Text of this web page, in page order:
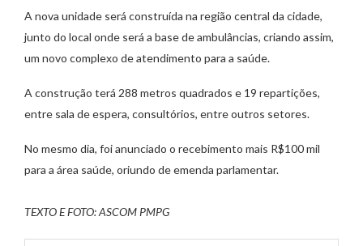
A nova unidade será construída na região central da cidade,
junto do local onde será a base de ambulâncias, criando assim,
um novo complexo de atendimento para a saúde.
A construção terá 288 metros quadrados e 19 repartições,
entre sala de espera, consultórios, entre outros setores.
No mesmo dia, foi anunciado o recebimento mais R$100 mil
para a área saúde, oriundo de emenda parlamentar.
TEXTO E FOTO: ASCOM PMPG